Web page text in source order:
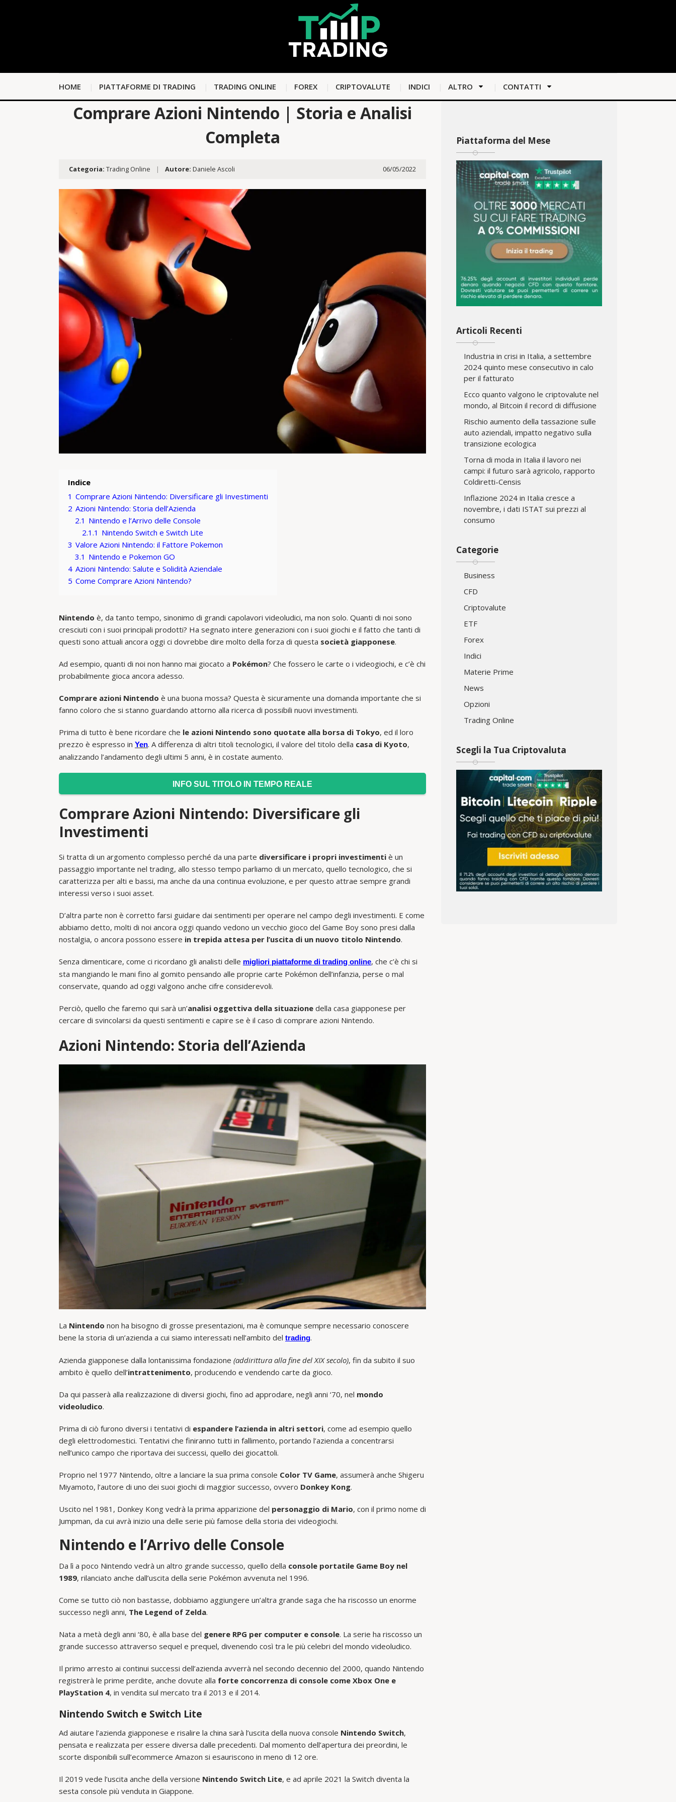
HOME PIATTAFORME DI TRADING TRADING ONLINE FOREX CRIPTOVALUTE INDICI ALTRO CONTATTI
Comprare Azioni Nintendo | Storia e Analisi
Completa
Categoria: Trading Online | Autore: Daniele Ascoli 06/05/2022
Indice
1 Comprare Azioni Nintendo: Diversificare gli Investimenti
2 Azioni Nintendo: Storia dell’Azienda
2.1 Nintendo e l’Arrivo delle Console
2.1.1 Nintendo Switch e Switch Lite
3 Valore Azioni Nintendo: il Fattore Pokemon
3.1 Nintendo e Pokemon GO
4 Azioni Nintendo: Salute e Solidità Aziendale
5 Come Comprare Azioni Nintendo?
Nintendo è, da tanto tempo, sinonimo di grandi capolavori videoludici, ma non solo. Quanti di noi sono
cresciuti con i suoi principali prodotti? Ha segnato intere generazioni con i suoi giochi e il fatto che tanti di
questi sono attuali ancora oggi ci dovrebbe dire molto della forza di questa società giapponese.
Ad esempio, quanti di noi non hanno mai giocato a Pokémon? Che fossero le carte o i videogiochi, e c’è chi
probabilmente gioca ancora adesso.
Comprare azioni Nintendo è una buona mossa? Questa è sicuramente una domanda importante che si
fanno coloro che si stanno guardando attorno alla ricerca di possibili nuovi investimenti.
Prima di tutto è bene ricordare che le azioni Nintendo sono quotate alla borsa di Tokyo, ed il loro
prezzo è espresso in Yen. A differenza di altri titoli tecnologici, il valore del titolo della casa di Kyoto,
analizzando l’andamento degli ultimi 5 anni, è in costate aumento.
INFO SUL TITOLO IN TEMPO REALE
Comprare Azioni Nintendo: Diversificare gli
Investimenti
Si tratta di un argomento complesso perché da una parte diversificare i propri investimenti è un
passaggio importante nel trading, allo stesso tempo parliamo di un mercato, quello tecnologico, che si
caratterizza per alti e bassi, ma anche da una continua evoluzione, e per questo attrae sempre grandi
interessi verso i suoi asset.
D’altra parte non è corretto farsi guidare dai sentimenti per operare nel campo degli investimenti. E come
abbiamo detto, molti di noi ancora oggi quando vedono un vecchio gioco del Game Boy sono presi dalla
nostalgia, o ancora possono essere in trepida attesa per l’uscita di un nuovo titolo Nintendo.
Senza dimenticare, come ci ricordano gli analisti delle migliori piattaforme di trading online, che c’è chi si
sta mangiando le mani fino al gomito pensando alle proprie carte Pokémon dell’infanzia, perse o mal
conservate, quando ad oggi valgono anche cifre considerevoli.
Perciò, quello che faremo qui sarà un’analisi oggettiva della situazione della casa giapponese per
cercare di svincolarsi da questi sentimenti e capire se è il caso di comprare azioni Nintendo.
Azioni Nintendo: Storia dell’Azienda
La Nintendo non ha bisogno di grosse presentazioni, ma è comunque sempre necessario conoscere
bene la storia di un’azienda a cui siamo interessati nell’ambito del trading.
Azienda giapponese dalla lontanissima fondazione (addirittura alla fine del XIX secolo), fin da subito il suo
ambito è quello dell’intrattenimento, producendo e vendendo carte da gioco.
Da qui passerà alla realizzazione di diversi giochi, fino ad approdare, negli anni ‘70, nel mondo
videoludico.
Prima di ciò furono diversi i tentativi di espandere l’azienda in altri settori, come ad esempio quello
degli elettrodomestici. Tentativi che finiranno tutti in fallimento, portando l’azienda a concentrarsi
nell’unico campo che riportava dei successi, quello dei giocattoli.
Proprio nel 1977 Nintendo, oltre a lanciare la sua prima console Color TV Game, assumerà anche Shigeru
Miyamoto, l’autore di uno dei suoi giochi di maggior successo, ovvero Donkey Kong.
Uscito nel 1981, Donkey Kong vedrà la prima apparizione del personaggio di Mario, con il primo nome di
Jumpman, da cui avrà inizio una delle serie più famose della storia dei videogiochi.
Nintendo e l’Arrivo delle Console
Da lì a poco Nintendo vedrà un altro grande successo, quello della console portatile Game Boy nel
1989, rilanciato anche dall’uscita della serie Pokémon avvenuta nel 1996.
Come se tutto ciò non bastasse, dobbiamo aggiungere un’altra grande saga che ha riscosso un enorme
successo negli anni, The Legend of Zelda.
Nata a metà degli anni ‘80, è alla base del genere RPG per computer e console. La serie ha riscosso un
grande successo attraverso sequel e prequel, divenendo così tra le più celebri del mondo videoludico.
Il primo arresto ai continui successi dell’azienda avverrà nel secondo decennio del 2000, quando Nintendo
registrerà le prime perdite, anche dovute alla forte concorrenza di console come Xbox One e
PlayStation 4, in vendita sul mercato tra il 2013 e il 2014.
Nintendo Switch e Switch Lite
Ad aiutare l’azienda giapponese e risalire la china sarà l’uscita della nuova console Nintendo Switch,
pensata e realizzata per essere diversa dalle precedenti. Dal momento dell’apertura dei preordini, le
scorte disponibili sull’ecommerce Amazon si esauriscono in meno di 12 ore.
Il 2019 vede l’uscita anche della versione Nintendo Switch Lite, e ad aprile 2021 la Switch diventa la
sesta console più venduta in Giappone.
Piattaforma del Mese
Articoli Recenti
Industria in crisi in Italia, a settembre
2024 quinto mese consecutivo in calo
per il fatturato
Ecco quanto valgono le criptovalute nel
mondo, al Bitcoin il record di diffusione
Rischio aumento della tassazione sulle
auto aziendali, impatto negativo sulla
transizione ecologica
Torna di moda in Italia il lavoro nei
campi: il futuro sarà agricolo, rapporto
Coldiretti-Censis
Inflazione 2024 in Italia cresce a
novembre, i dati ISTAT sui prezzi al
consumo
Categorie
Business
CFD
Criptovalute
ETF
Forex
Indici
Materie Prime
News
Opzioni
Trading Online
Scegli la Tua Criptovaluta